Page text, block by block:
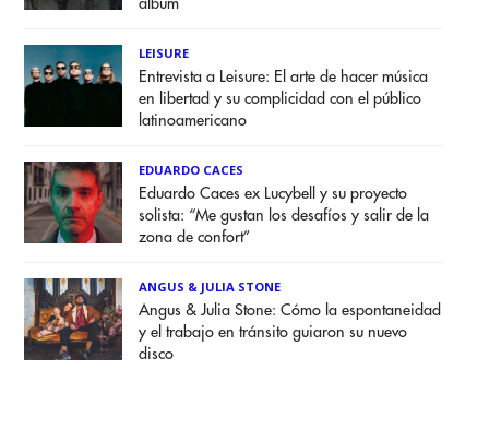
álbum
LEISURE
Entrevista a Leisure: El arte de hacer música
en libertad y su complicidad con el público
latinoamericano
EDUARDO CACES
Eduardo Caces ex Lucybell y su proyecto
solista: “Me gustan los desafíos y salir de la
zona de confort”
ANGUS & JULIA STONE
Angus & Julia Stone: Cómo la espontaneidad
y el trabajo en tránsito guiaron su nuevo
disco